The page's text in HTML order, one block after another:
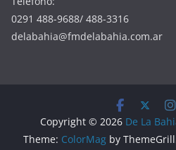
0291 488-9688/ 488-3316
delabahia@fmdelabahia.com.ar
Copyright © 2026 De La
Theme: ColorMag by